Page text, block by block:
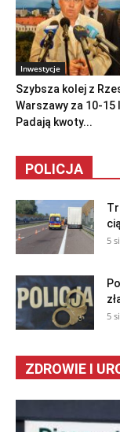
Inwestycje
Szybsza kolej z
Warszawy za 10-15
Padają kwoty...
POLICJA
5
5
ZDROWIE I